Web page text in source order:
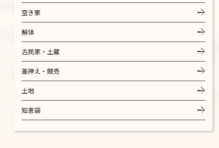
空き家
解体
古民家・土蔵
差押え・競売
土地
知恵袋